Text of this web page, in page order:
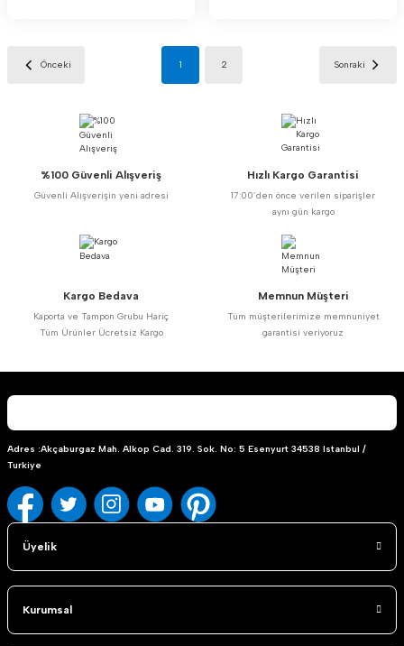
1 2
%100 Güvenli Alışveriş
Güvenli Alışverişin yeni adresi
Hızlı Kargo Garantisi
17:00’den önce verilen siparişler
aynı gün kargo
Kargo Bedava
Kaporta ve Tampon Grubu Hariç
Tüm Ürünler Ücretsiz Kargo
Memnun Müşteri
Tüm müşterilerimize memnuniyet
garantisi veriyoruz
Adres :Akçaburgaz Mah. Alkop Cad. 319. Sok. No: 5 Esenyurt 34538 Istanbul /
Turkiye
Üyelik
Kurumsal